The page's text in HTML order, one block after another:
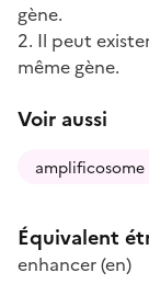
gène.
2. Il peut
même gène.
Voir aussi
amplificosome
Équivalent
enhancer(en)